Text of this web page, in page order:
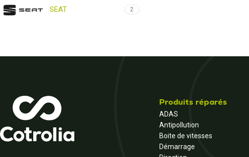
SEAT 2
Produits réparés
ADAS
Antipollution
Boite de vitesses
Démarrage